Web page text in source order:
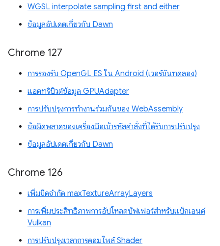
WGSL interpolate sampling first and either
ข้อมูลอัปเดตเกี่ยวกับ Dawn
Chrome 127
การรองรับ OpenGL ES ใน Android (เวอร์ชันทดลอง)
แอตทริบิวต์ข้อมูล GPUAdapter
การปรับปรุงการทำงานร่วมกันของ WebAssembly
ข้อผิดพลาดของเครื่องมือเข้ารหัสคำสั่งที่ได้รับการปรับปรุง
ข้อมูลอัปเดตเกี่ยวกับ Dawn
Chrome 126
เพิ่มขีดจำกัด maxTextureArrayLayers
การเพิ่มประสิทธิภาพการอัปโหลดบัฟเฟอร์สำหรับแบ็กเอนด์
Vulkan
การปรับปรุงเวลาการคอมไพล์ Shader